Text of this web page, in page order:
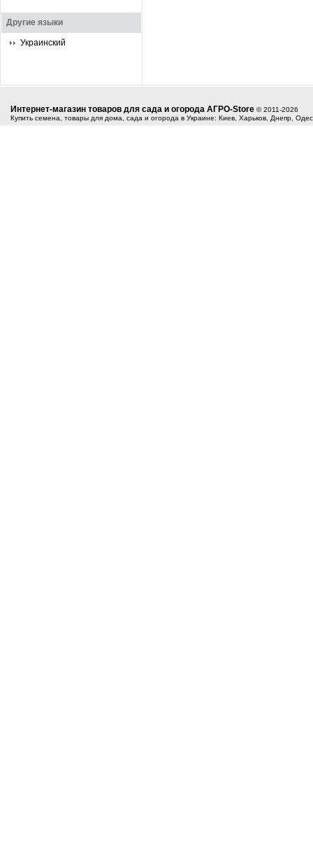
Другие языки
Украинский
Интернет-магазин товаров для сада и огорода АГРО-Store © 2011-2026
Купить семена, товары для дома, сада и огорода в Украине: Киев, Харьков, Днепр,